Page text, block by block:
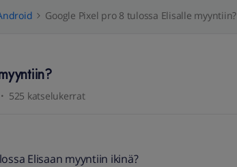
Google Pixel pro 8 tulossa Elisalle myyntiin?
525 katselukerrat
Elisaan myyntiin ikinä?